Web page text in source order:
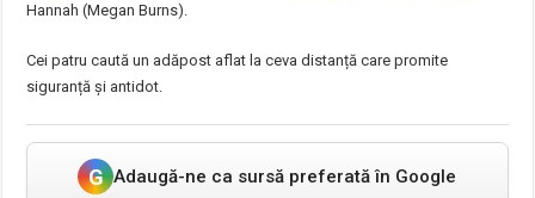
Hannah (Megan Burns).
Cei patru caută un adăpost aflat la ceva distanță care promite
siguranță și antidot.
G Adaugă-ne ca sursă preferată în Google